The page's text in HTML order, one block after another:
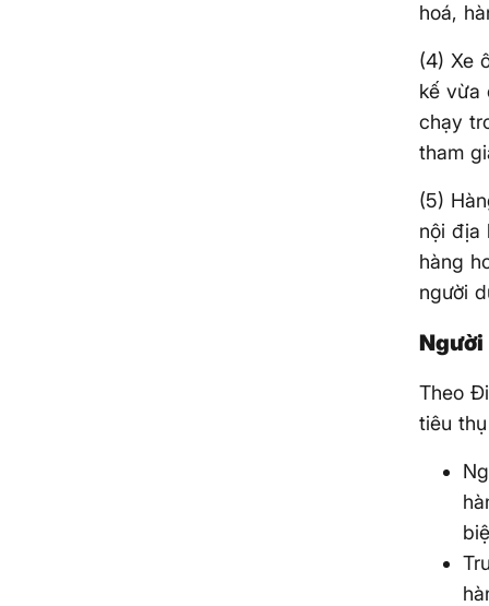
hoá,
(4) Xe
kế vừa
chạy
tham
(5)
nội địa
hàng
người
Theo
tiêu